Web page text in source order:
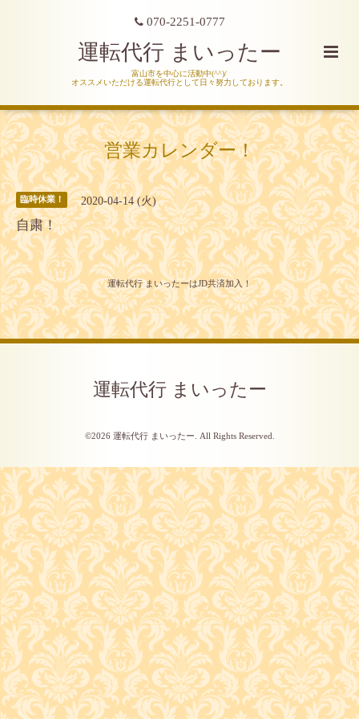
070-2251-0777
運転代行 まいったー
富山市を中心に活動中(^^)/
オススメいただける運転代行として日々努力しております。
営業カレンダー！
臨時休業！ 2020-04-14 (火)
自粛！
運転代行 まいったーはJD共済加入！
運転代行 まいったー
©2026 運転代行 まいったー . All Rights Reserved.